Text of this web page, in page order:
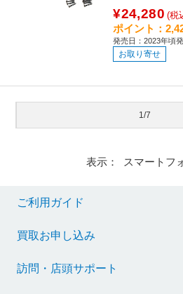
¥24,280 (税
ポイント：
発売日：2023年頃
お取り寄せ
1/7
表示： スマートフ
ご利用ガイド
買取お申し込み
訪問・店頭サポート